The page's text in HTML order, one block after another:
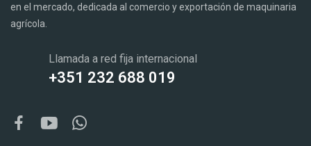
en el mercado, dedicada al comercio y exportación de maquinaria
agrícola.
Llamada a red fija internacional
+351 232 688 019